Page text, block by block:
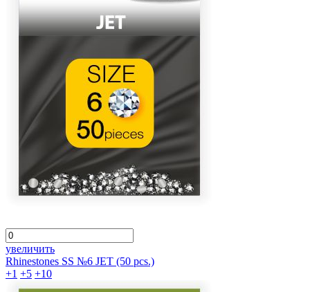
увеличить
Rhinestones SS №6 JET (50 pcs.)
+1 +5 +10